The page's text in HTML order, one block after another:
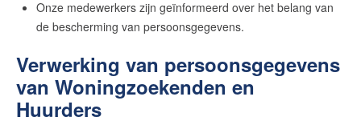
Onze medewerkers zijn geïnformeerd over het belang van
de bescherming van persoonsgegevens.
Verwerking van persoonsgegevens
van Woningzoekenden en
Huurders